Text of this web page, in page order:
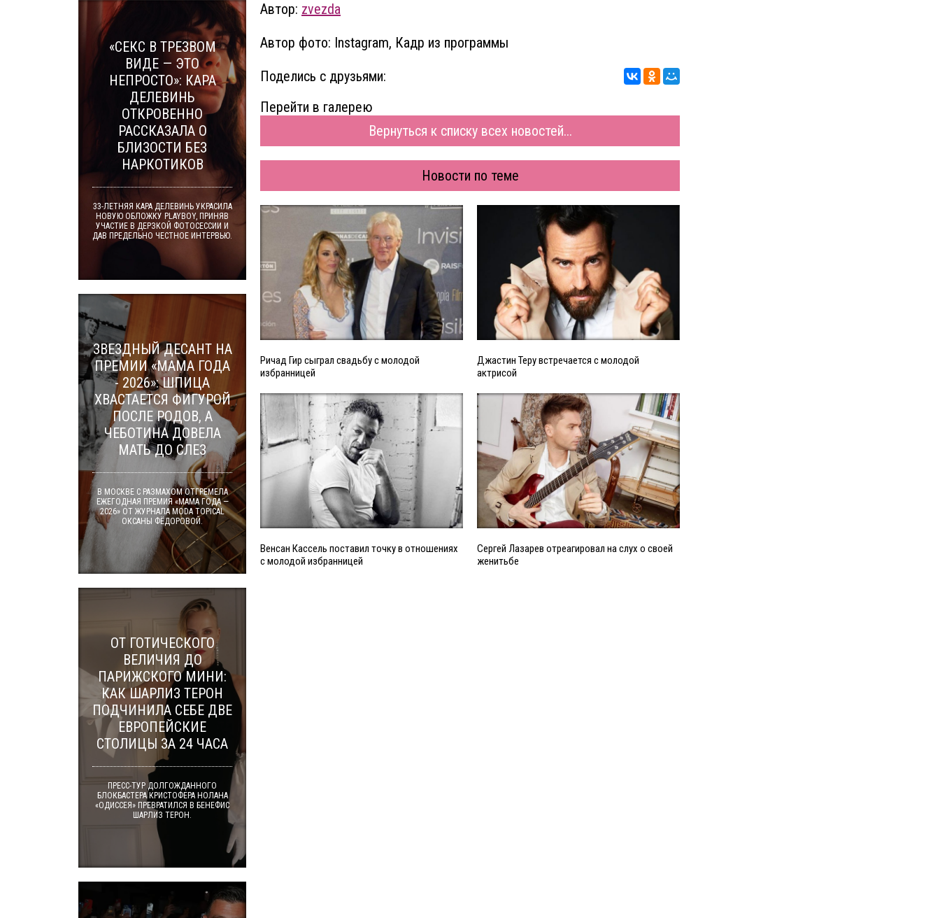
Автор: zvezda
Автор фото: Instagram, Кадр из программы
Поделись с друзьями:
Перейти в галерею
Вернуться к списку всех новостей...
Новости по теме
Ричад Гир сыграл свадьбу с молодой
избранницей
Джастин Теру встречается с молодой
актрисой
Венсан Кассель поставил точку в отношениях
с молодой избранницей
Сергей Лазарев отреагировал на слух о своей
женитьбе
«СЕКС В ТРЕЗВОМ
ВИДЕ — ЭТО
НЕПРОСТО»: КАРА
ДЕЛЕВИНЬ
ОТКРОВЕННО
РАССКАЗАЛА О
БЛИЗОСТИ БЕЗ
НАРКОТИКОВ
33-ЛЕТНЯЯ КАРА ДЕЛЕВИНЬ УКРАСИЛА
НОВУЮ ОБЛОЖКУ PLAYBOY, ПРИНЯВ
УЧАСТИЕ В ДЕРЗКОЙ ФОТОСЕССИИ И
ДАВ ПРЕДЕЛЬНО ЧЕСТНОЕ ИНТЕРВЬЮ.
ЗВЕЗДНЫЙ ДЕСАНТ НА
ПРЕМИИ «МАМА ГОДА
- 2026»: ШПИЦА
ХВАСТАЕТСЯ ФИГУРОЙ
ПОСЛЕ РОДОВ, А
ЧЕБОТИНА ДОВЕЛА
МАТЬ ДО СЛЕЗ
В МОСКВЕ С РАЗМАХОМ ОТГРЕМЕЛА
ЕЖЕГОДНАЯ ПРЕМИЯ «МАМА ГОДА —
2026» ОТ ЖУРНАЛА MODA TOPICAL
ОКСАНЫ ФЁДОРОВОЙ.
ОТ ГОТИЧЕСКОГО
ВЕЛИЧИЯ ДО
ПАРИЖСКОГО МИНИ:
КАК ШАРЛИЗ ТЕРОН
ПОДЧИНИЛА СЕБЕ ДВЕ
ЕВРОПЕЙСКИЕ
СТОЛИЦЫ ЗА 24 ЧАСА
ПРЕСС-ТУР ДОЛГОЖДАННОГО
БЛОКБАСТЕРА КРИСТОФЕРА НОЛАНА
«ОДИССЕЯ» ПРЕВРАТИЛСЯ В БЕНЕФИС
ШАРЛИЗ ТЕРОН.